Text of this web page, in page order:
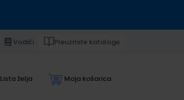
Vodiči Preuzmite kataloge
Lista želja Moja košarica